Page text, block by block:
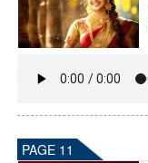
PAGE 11